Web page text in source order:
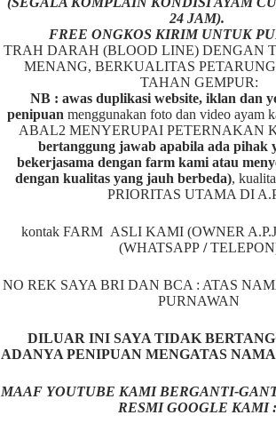
24 JAM).
FREE ONGKOS KIRIM UNTUK
TRAH DARAH (BLOOD LINE) DENGAN
MENANG, BERKUALITAS
TAHAN GEMPUR:
NB : awas duplikasi website, iklan dan
penipuan menggunakan foto dan video
ABAL2 MENYERUPAI PETERNAKAN
bertanggung jawab apabila ada pihak
bekerjasama dengan farm kami atau
dengan kualitas yang jauh berbeda),
PRIORITAS UTAMA DI
kontak FARM ASLI KAMI (OWNER
(WHATSAPP /
NO REK SAYA BRI DAN BCA : ATAS
PURNAWAN
DILUAR INI SAYA TIDAK
ADANYA PENIPUAN MENGATAS
MAAF YOUTUBE KAMI BERGANTI-
RESMI GOOGLE KAMI :